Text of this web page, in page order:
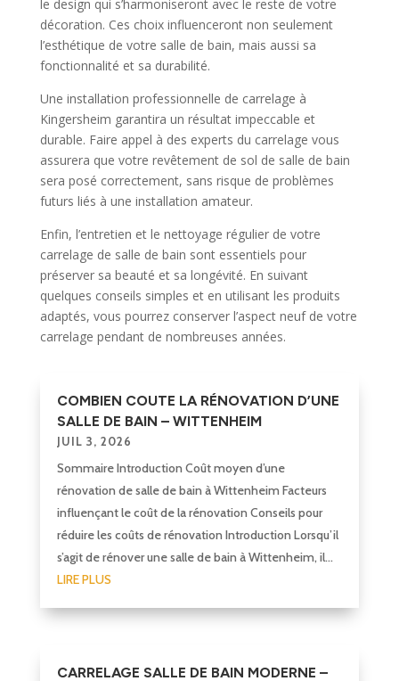
le design qui s’harmoniseront avec le reste de votre
décoration. Ces choix influenceront non seulement
l’esthétique de votre salle de bain, mais aussi sa
fonctionnalité et sa durabilité.
Une installation professionnelle de carrelage à
Kingersheim garantira un résultat impeccable et
durable. Faire appel à des experts du carrelage vous
assurera que votre revêtement de sol de salle de bain
sera posé correctement, sans risque de problèmes
futurs liés à une installation amateur.
Enfin, l’entretien et le nettoyage régulier de votre
carrelage de salle de bain sont essentiels pour
préserver sa beauté et sa longévité. En suivant
quelques conseils simples et en utilisant les produits
adaptés, vous pourrez conserver l’aspect neuf de votre
carrelage pendant de nombreuses années.
COMBIEN COUTE LA RÉNOVATION D’UNE
SALLE DE BAIN – WITTENHEIM
JUIL 3, 2026
Sommaire Introduction Coût moyen d’une
rénovation de salle de bain à Wittenheim Facteurs
influençant le coût de la rénovation Conseils pour
réduire les coûts de rénovation Introduction Lorsqu’il
s’agit de rénover une salle de bain à Wittenheim, il...
LIRE PLUS
CARRELAGE SALLE DE BAIN MODERNE –